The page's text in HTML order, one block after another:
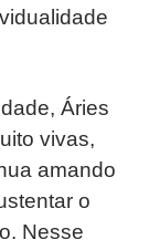
Áries
vivas,
amando
o
Nesse